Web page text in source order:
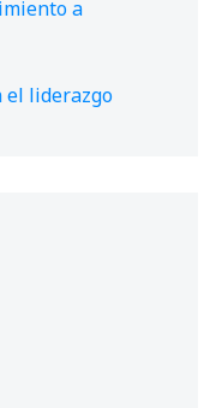
a
el liderazgo